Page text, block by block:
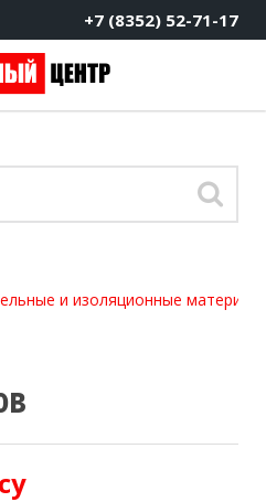
+7 (8352) 52-71-17
и изоляционные